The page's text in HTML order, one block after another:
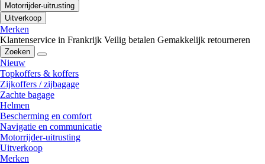
Motorrijder-uitrusting
Uitverkoop
Merken
Klantenservice in Frankrijk Veilig betalen Gemakkelijk retourneren
Zoeken
Nieuw
Topkoffers & koffers
Zijkoffers / zijbagage
Zachte bagage
Helmen
Bescherming en comfort
Navigatie en communicatie
Motorrijder-uitrusting
Uitverkoop
Merken